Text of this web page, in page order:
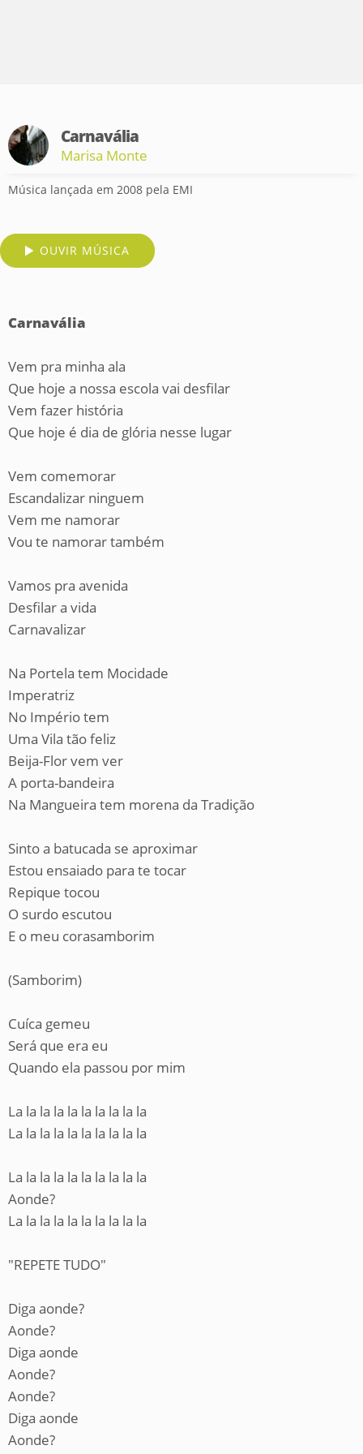
Carnavália
Marisa Monte
Música lançada em 2008 pela EMI
OUVIR MÚSICA
Carnavália
Vem pra minha ala
Que hoje a nossa escola vai desfilar
Vem fazer história
Que hoje é dia de glória nesse lugar
Vem comemorar
Escandalizar ninguem
Vem me namorar
Vou te namorar também
Vamos pra avenida
Desfilar a vida
Carnavalizar
Na Portela tem Mocidade
Imperatriz
No Império tem
Uma Vila tão feliz
Beija-Flor vem ver
A porta-bandeira
Na Mangueira tem morena da Tradição
Sinto a batucada se aproximar
Estou ensaiado para te tocar
Repique tocou
O surdo escutou
E o meu corasamborim
(Samborim)
Cuíca gemeu
Será que era eu
Quando ela passou por mim
La la la la la la la la la la
La la la la la la la la la la
La la la la la la la la la la
Aonde?
La la la la la la la la la la
"REPETE TUDO"
Diga aonde?
Aonde?
Diga aonde
Aonde?
Aonde?
Diga aonde
Aonde?